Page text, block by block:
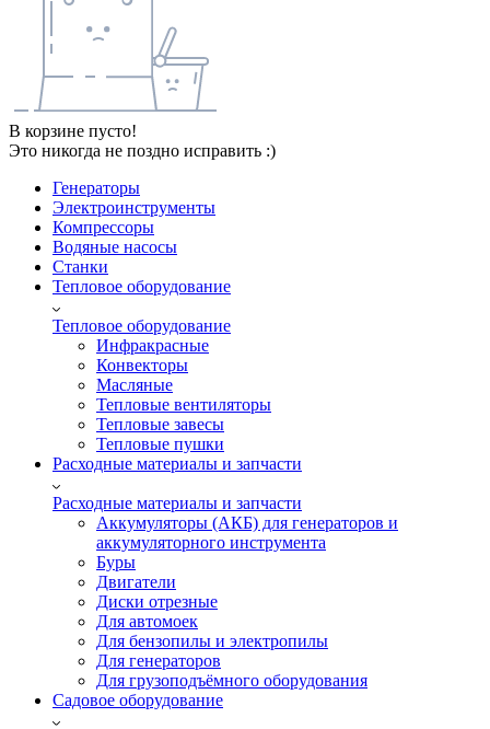
В корзине пусто!
Это никогда не поздно исправить :)
Генераторы
Электроинструменты
Компрессоры
Водяные насосы
Станки
Тепловое оборудование
Тепловое оборудование
Инфракрасные
Конвекторы
Масляные
Тепловые вентиляторы
Тепловые завесы
Тепловые пушки
Расходные материалы и запчасти
Расходные материалы и запчасти
Аккумуляторы (АКБ) для генераторов и
аккумуляторного инструмента
Буры
Двигатели
Диски отрезные
Для автомоек
Для бензопилы и электропилы
Для генераторов
Для грузоподъёмного оборудования
Садовое оборудование